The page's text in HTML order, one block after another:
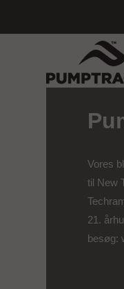
Vores
til New
21.
besøg: